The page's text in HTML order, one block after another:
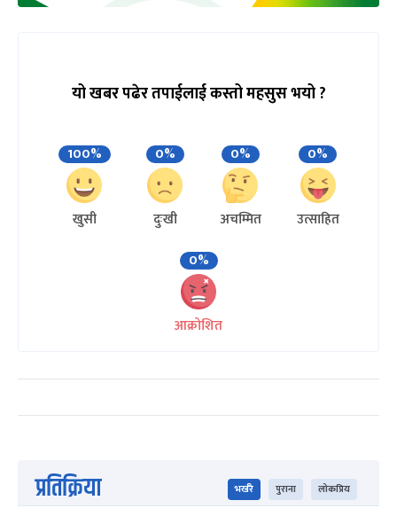
यो खबर पढेर तपाईलाई कस्तो महसुस भयो ?
100%
खुसी
0%
दुःखी
0%
अचम्मित
0%
उत्साहित
0%
आक्रोशित
प्रतिक्रिया भर्खरै पुराना लोकप्रिय